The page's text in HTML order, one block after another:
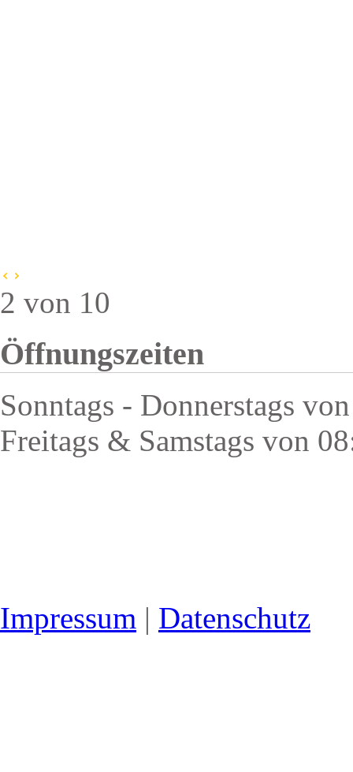
2 von 10
Öffnungszeiten
Sonntags - Donnerstags
Freitags & Samstags von
Impressum | Datenschutz